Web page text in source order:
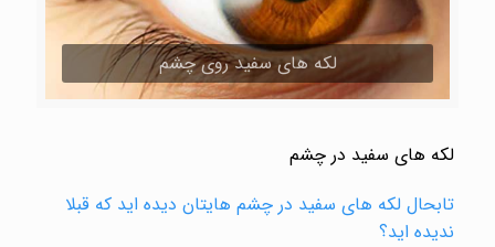
لکه های سفید روی چشم
لکه های سفید در چشم
تابحال لکه های سفید در چشم هایتان دیده اید که قبلا
ندیده اید؟